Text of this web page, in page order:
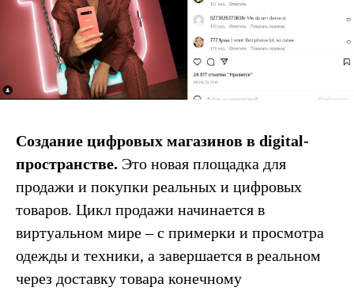
Создание цифровых магазинов в digital-
пространстве. Это новая площадка для
продажи и покупки реальных и цифровых
товаров. Цикл продажи начинается в
виртуальном мире – с примерки и просмотра
одежды и техники, а завершается в реальном
через доставку товара конечному